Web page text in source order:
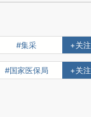
#集采 +关注
#国家医保局 +关注